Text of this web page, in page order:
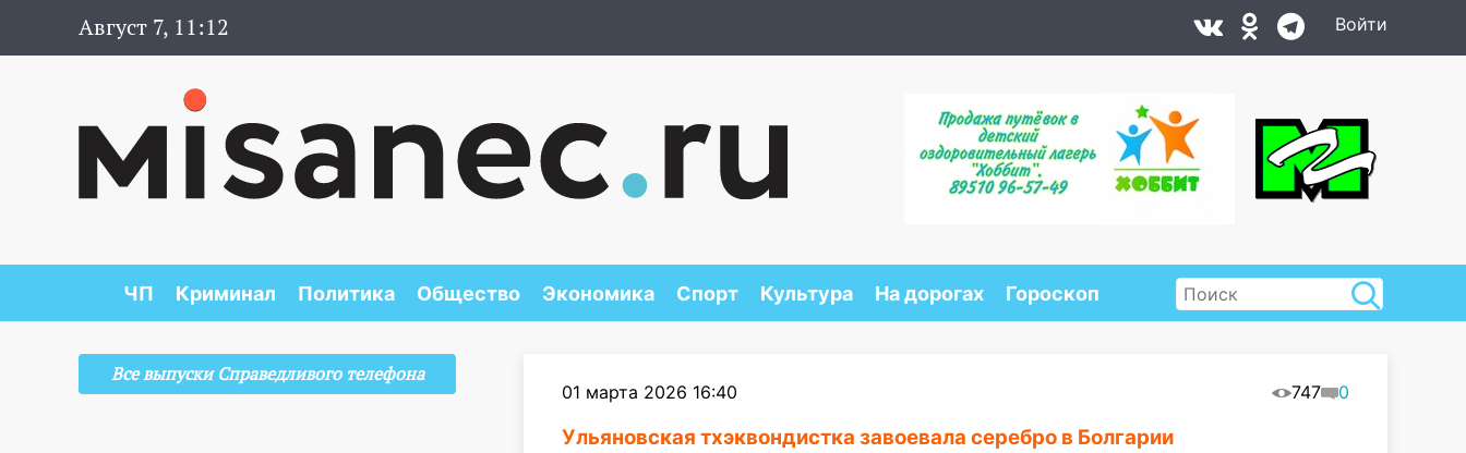
Август 7, 11:12 Войти
ЧП Криминал Политика Общество Экономика Спорт Культура На дорогах Гороскоп
01 марта 2026 16:40 747 0
Ульяновская тхэквондистка завоевала серебро в Болгарии
Все выпуски Справедливого телефона